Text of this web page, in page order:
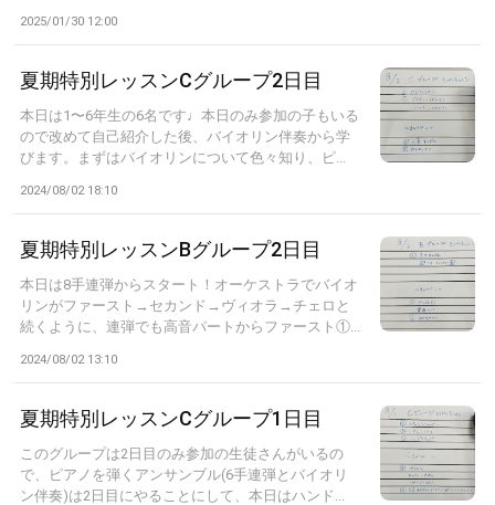
2025/01/30 12:00
夏期特別レッスンCグループ2日目
本日は1〜6年生の6名です♩本日のみ参加の子もいる
ので改めて自己紹介した後、バイオリン伴奏から学
びます。まずはバイオリンについて色々知り、ピ...
2024/08/02 18:10
夏期特別レッスンBグループ2日目
本日は8手連弾からスタート！オーケストラでバイオ
リンがファースト→セカンド→ヴィオラ→チェロと
続くように、連弾でも高音パートからファースト①...
2024/08/02 13:10
夏期特別レッスンCグループ1日目
このグループは2日目のみ参加の生徒さんがいるの
で、ピアノを弾くアンサンブル(6手連弾とバイオリ
ン伴奏)は2日目にやることにして、本日はハンド...